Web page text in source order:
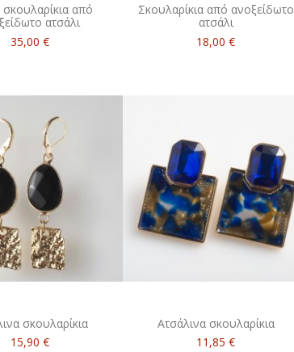
από
ατσάλι
35,00 €
Σκουλαρίκια από ανοξείδωτο
ατσάλι
18,00 €
σκουλαρίκια
15,90 €
Ατσάλινα σκουλαρίκια
11,85 €